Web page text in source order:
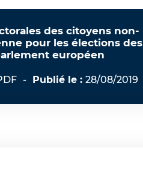
des citoyens non-
pour les élections des
européen
- Publié le : 28/08/2019